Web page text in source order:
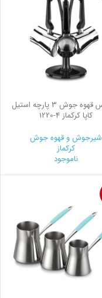
سرویس قهوه جوش 3 پارچه استیل
کاپا کرکماز1220-4
شیرجوش و قهوه جوش
کرکماز
ناموجود